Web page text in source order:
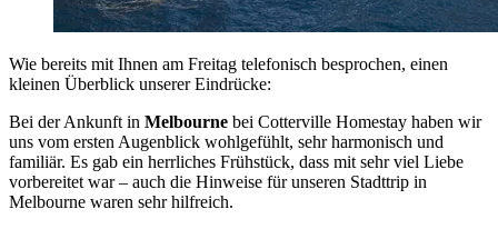
Wie bereits mit Ihnen am Freitag telefonisch besprochen, einen
kleinen Überblick unserer Eindrücke:
Bei der Ankunft in Melbourne bei Cotterville Homestay haben wir
uns vom ersten Augenblick wohlgefühlt, sehr harmonisch und
familiär. Es gab ein herrliches Frühstück, dass mit sehr viel Liebe
vorbereitet war – auch die Hinweise für unseren Stadttrip in
Melbourne waren sehr hilfreich.